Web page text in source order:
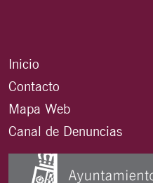
Inicio
Contacto
Mapa Web
Canal de Denuncias